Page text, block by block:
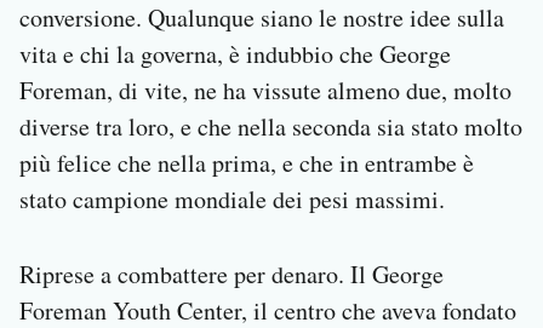
conversione. Qualunque siano le nostre idee sulla
vita e chi la governa, è indubbio che George
Foreman, di vite, ne ha vissute almeno due, molto
diverse tra loro, e che nella seconda sia stato molto
più felice che nella prima, e che in entrambe è
stato campione mondiale dei pesi massimi.
Riprese a combattere per denaro. Il George
Foreman Youth Center, il centro che aveva fondato